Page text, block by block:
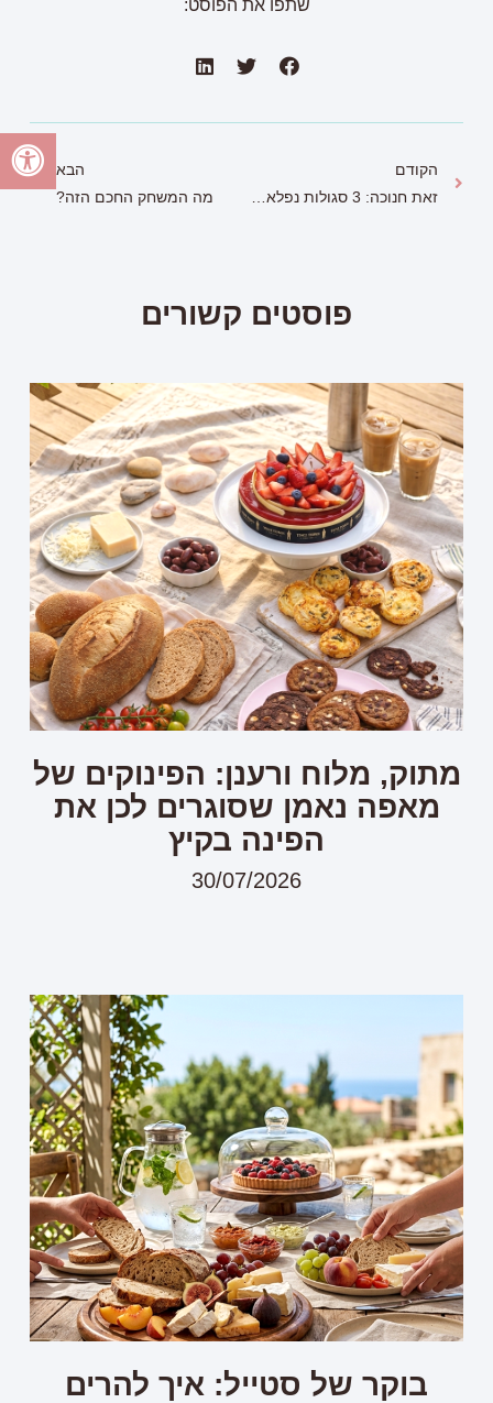
שתפו את הפוסט:
הקודם
זאת חנוכה: 3 סגולות נפלאות ליום האחרון של החג
הבא
מה המשחק החכם הזה?
פוסטים קשורים
מתוק, מלוח ורענן: הפינוקים של
מאפה נאמן שסוגרים לכן את
הפינה בקיץ
30/07/2026
בוקר של סטייל: איך להרים